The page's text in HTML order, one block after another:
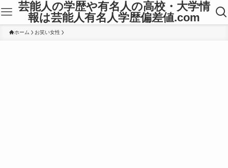
芸能人の学歴や有名人の高校・大学情
報は芸能人有名人学歴偏差値.com
ホーム お笑い女性